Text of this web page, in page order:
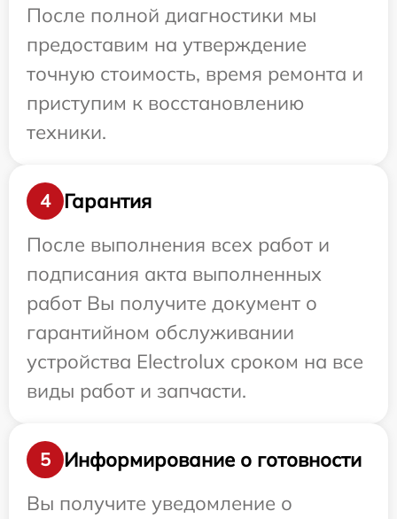
После полной диагностики мы
предоставим на утверждение
точную стоимость, время ремонта и
приступим к восстановлению
техники.
4
Гарантия
После выполнения всех работ и
подписания акта выполненных
работ Вы получите документ о
гарантийном обслуживании
устройства Electrolux сроком на все
виды работ и запчасти.
5
Информирование о готовности
Вы получите уведомление о